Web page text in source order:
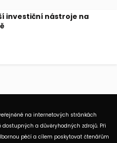
investiční nástroje na
na internetových stránkách
dostupných a důvěryhodných zdrojů. Při
péčí a cílem poskytovat čtenářům